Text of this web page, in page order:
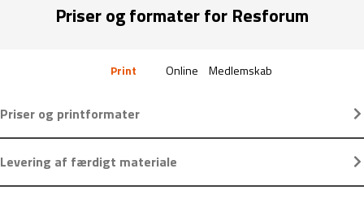
Priser og formater for Resforum
Print Online Medlemskab
Priser og printformater
Levering af færdigt materiale